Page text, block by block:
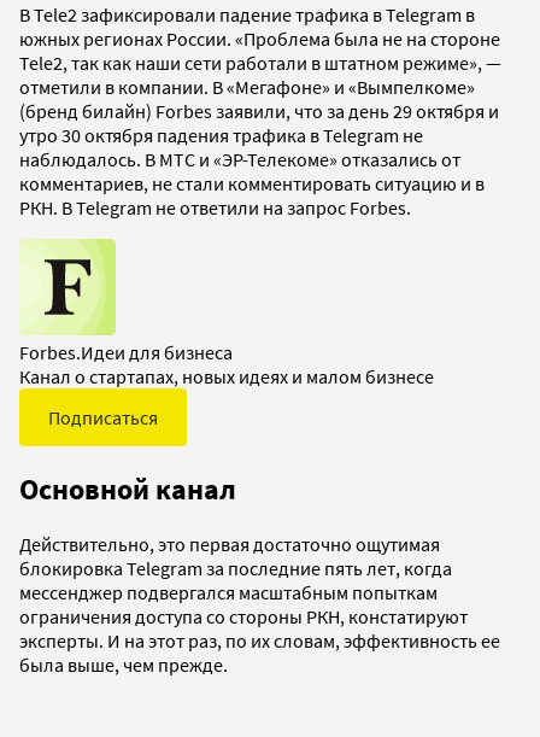
В Tele2 зафиксировали падение трафика в Telegram в
южных регионах России. «Проблема была не на стороне
Tele2, так как наши сети работали в штатном режиме», —
отметили в компании. В «Мегафоне» и «Вымпелкоме»
(бренд билайн) Forbes заявили, что за день 29 октября и
утро 30 октября падения трафика в Telegram не
наблюдалось. В МТС и «ЭР-Телекоме» отказались от
комментариев, не стали комментировать ситуацию и в
РКН. В Telegram не ответили на запрос Forbes.
Forbes.Идеи для бизнеса
Канал о стартапах, новых идеях и малом бизнесе
Подписаться
Основной канал
Действительно, это первая достаточно ощутимая
блокировка Telegram за последние пять лет, когда
мессенджер подвергался масштабным попыткам
ограничения доступа со стороны РКН, констатируют
эксперты. И на этот раз, по их словам, эффективность ее
была выше, чем прежде.